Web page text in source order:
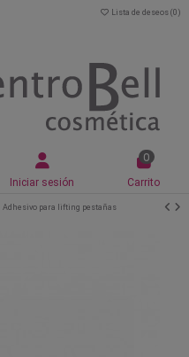
Lista de deseos (0 )
Iniciar sesión
0
Carrito
Adhesivo para lifting pestañas